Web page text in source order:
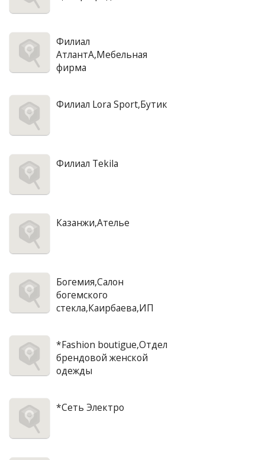
Филиал
АтлантА,Мебельная
фирма
Филиал Lora Sport,Бутик
Филиал Tekila
Казанжи,Ателье
Богемия,Салон
богемского
стекла,Каирбаева,ИП
*Fashion boutigue,Отдел
брендовой женской
одежды
*Сеть Электро